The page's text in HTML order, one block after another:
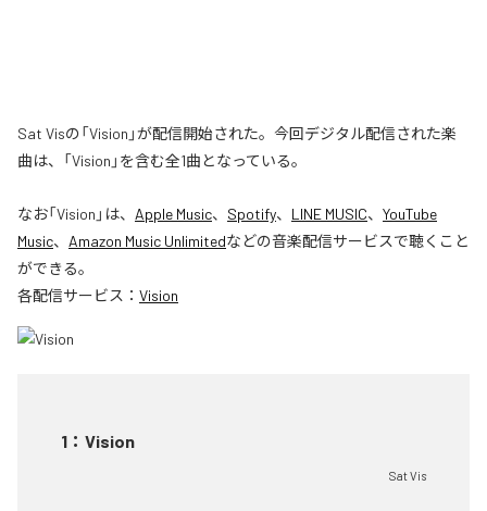
Sat Visの「Vision」が配信開始された。今回デジタル配信された楽
曲は、「Vision」を含む全1曲となっている。
なお「Vision 」は、 Apple Music、 Spotify、 LINE MUSIC、 YouTube
Music、 Amazon Music Unlimitedなどの音楽配信サービスで聴くこと
ができる。
各配信サービス： Vision
1 ： Vision
Sat Vis